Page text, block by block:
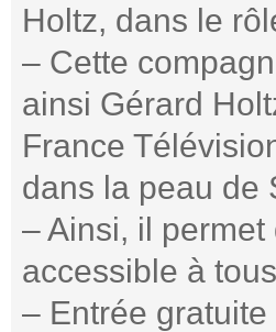
Holtz, dans le
– Cette
ainsi Gérard
France
dans la peau de
– Ainsi, il
accessible à
– Entrée gratuite